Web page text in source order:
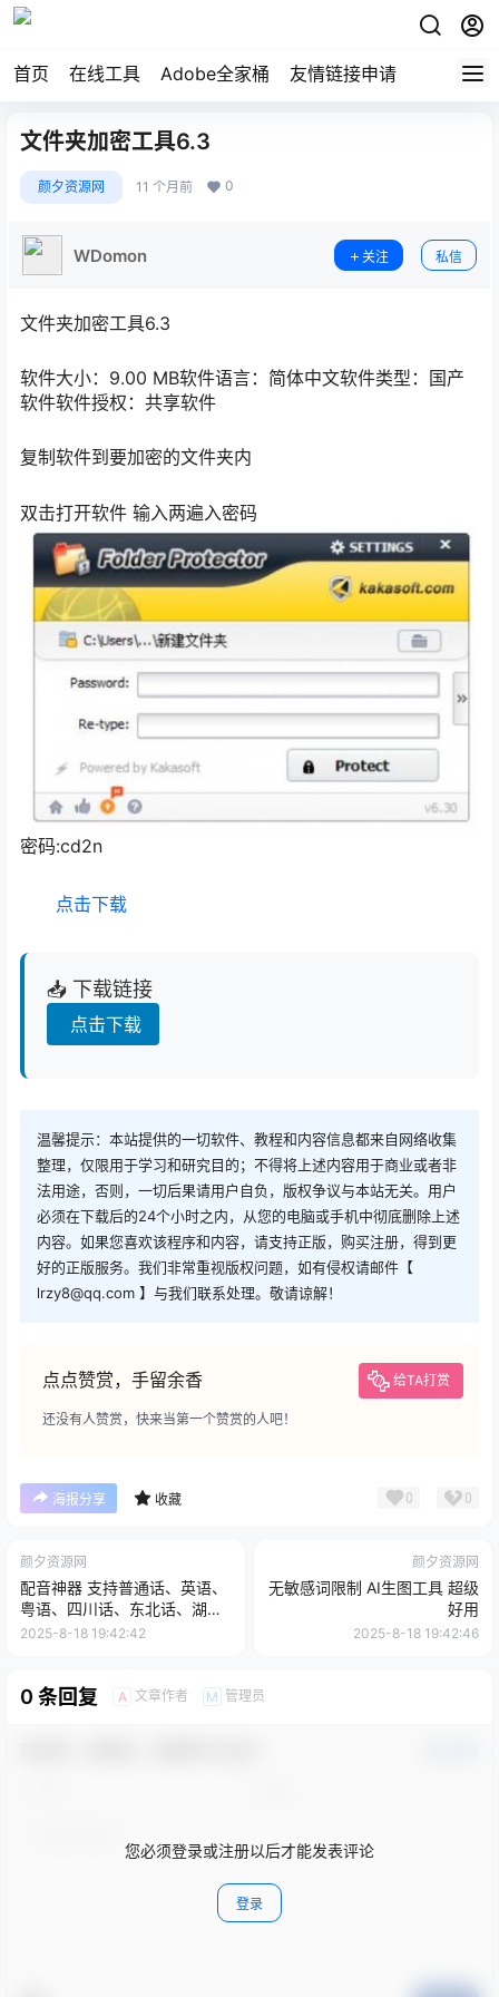
首页 在线工具 Adobe全家桶 友情链接申请
文件夹加密工具6.3
颜夕资源网 11 个月前 0
WDomon 关注 私信
文件夹加密工具6.3
软件大小：9.00 MB软件语言：简体中文软件类型：国产
软件软件授权：共享软件
复制软件到要加密的文件夹内
双击打开软件 输入两遍入密码
密码:cd2n
点击下载
📥 下载链接
点击下载
温馨提示：本站提供的一切软件、教程和内容信息都来自网络收集
整理，仅限用于学习和研究目的；不得将上述内容用于商业或者非
法用途，否则，一切后果请用户自负，版权争议与本站无关。用户
必须在下载后的24个小时之内，从您的电脑或手机中彻底删除上述
内容。如果您喜欢该程序和内容，请支持正版，购买注册，得到更
好的正版服务。我们非常重视版权问题，如有侵权请邮件【
lrzy8@qq.com 】与我们联系处理。敬请谅解！
点点赞赏，手留余香 给TA打赏
还没有人赞赏，快来当第一个赞赏的人吧！
海报分享 收藏 0 0
颜夕资源网
配音神器 支持普通话、英语、
粤语、四川话、东北话、湖南
话、台湾话等多个音色
2025-8-18 19:42:42
颜夕资源网
无敏感词限制 AI生图工具 超级
好用
2025-8-18 19:42:46
0 条回复 A 文章作者 M 管理员
您必须登录或注册以后才能发表评论
登录